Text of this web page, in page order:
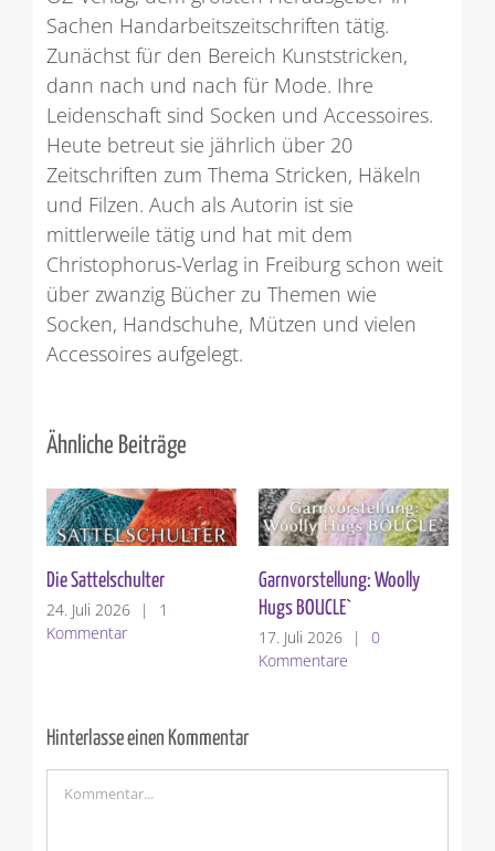
Sachen Handarbeitszeitschriften tätig.
Zunächst für den Bereich Kunststricken,
dann nach und nach für Mode. Ihre
Leidenschaft sind Socken und Accessoires.
Heute betreut sie jährlich über 20
Zeitschriften zum Thema Stricken, Häkeln
und Filzen. Auch als Autorin ist sie
mittlerweile tätig und hat mit dem
Christophorus-Verlag in Freiburg schon weit
über zwanzig Bücher zu Themen wie
Socken, Handschuhe, Mützen und vielen
Accessoires aufgelegt.
Ähnliche Beiträge
Die Sattelschulter
24. Juli 2026
|
1
Kommentar
Garnvorstellung: Woolly
Hugs BOUCLE`
17. Juli 2026
|
0
Kommentare
Hinterlasse einen Kommentar
Kommentar